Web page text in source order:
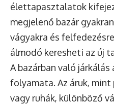
élettapasztalatok
megjelenő bazár
vágyakra és
álmodó keresheti az új
A bazárban való járkálás
folyamata. Az áruk,
vagy ruhák, különböző